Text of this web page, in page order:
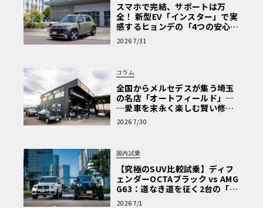
スマホで完結、サポートは万
全！ 新型EV「インスター」で実
感するヒョンデの「4つの安心」
【第1回・ヒョンデ6つの疑問：
Why? Hyundai?】〈PR〉
2026 7/31
コラム
全国からメルセデスが集う埼玉
の名店「オートフィールド」─
─愛車を末永く楽しむ賢い修理
術と、プロがフックス製オイル
を選ぶ理由〈PR〉
2026 7/30
国内試乗
【究極のSUV比較試乗】ディフ
ェンダーOCTAブラック vs AMG
G63：道なき道を征く2台の「対
極的アプローチ」
2026 7/1